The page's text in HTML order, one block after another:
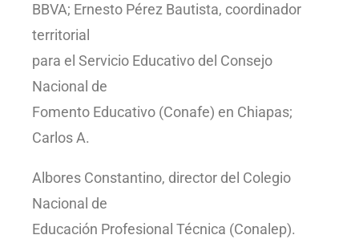
BBVA; Ernesto Pérez Bautista, coordinador
territorial
para el Servicio Educativo del Consejo
Nacional de
Fomento Educativo (Conafe) en Chiapas;
Carlos A.
Albores Constantino, director del Colegio
Nacional de
Educación Profesional Técnica (Conalep).